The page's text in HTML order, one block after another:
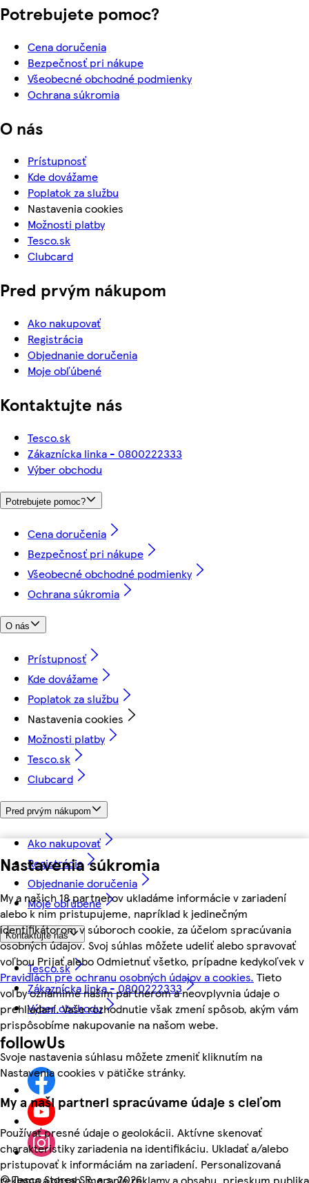
Nastavenia súkromia
My a našich 18 partnerov ukladáme informácie v zariadení
alebo k nim pristupujeme, napríklad k jedinečným
identifikátorom v súboroch cookie, za účelom spracúvania
osobných údajov. Svoj súhlas môžete udeliť alebo spravovať
voľbou Prijať alebo Odmietnuť všetko, prípadne kedykoľvek v
Pravidlách pre ochranu osobných údajov a cookies. Tieto
voľby oznámime našim partnerom a neovplyvnia údaje o
prehliadaní. Vaše rozhodnutie však zmení spôsob, akým vám
prispôsobíme nakupovanie na našom webe.
Svoje nastavenia súhlasu môžete zmeniť kliknutím na
Nastavenia cookies v pätičke stránky.
My a naši partneri spracúvame údaje s cieľom
Používať presné údaje o geolokácii. Aktívne skenovať
charakteristiky zariadenia na identifikáciu. Ukladať a/alebo
pristupovať k informáciám na zariadení. Personalizovaná
Potrebujete pomoc?
Cena doručenia
Bezpečnosť pri nákupe
Všeobecné obchodné podmienky
Ochrana súkromia
O nás
Prístupnosť
Kde dovážame
Poplatok za službu
Nastavenia cookies
Možnosti platby
Tesco.sk
Clubcard
Pred prvým nákupom
Ako nakupovať
Registrácia
Objednanie doručenia
Moje obľúbené
Kontaktujte nás
Tesco.sk
Zákaznícka linka - 0800222333
Výber obchodu
Potrebujete pomoc?
Cena doručenia
Bezpečnosť pri nákupe
Všeobecné obchodné podmienky
Ochrana súkromia
O nás
Prístupnosť
Kde dovážame
Poplatok za službu
Nastavenia cookies
Možnosti platby
Tesco.sk
Clubcard
Pred prvým nákupom
Ako nakupovať
Registrácia
Objednanie doručenia
Moje obľúbené
Kontaktujte nás
Tesco.sk
Zákaznícka linka - 0800222333
Výber obchodu
followUs
©Tesco Stores SR, a.s. 2026